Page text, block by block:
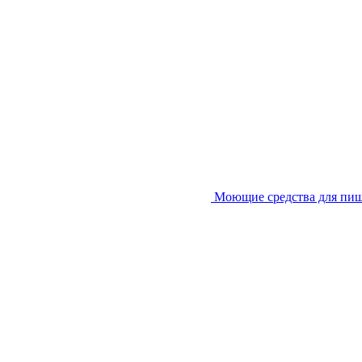
Моющие средства для